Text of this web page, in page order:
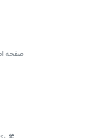
صفحه